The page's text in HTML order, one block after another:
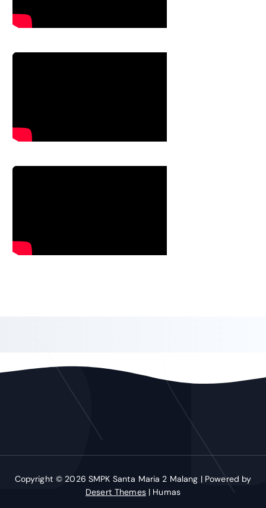
Copyright © 2026 SMPK Santa Maria 2 Malang | Powered by
Desert Themes| Humas